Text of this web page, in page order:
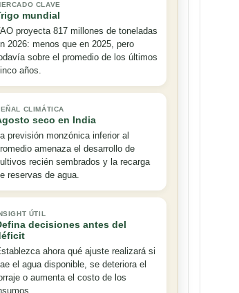
CLAVE
mundial
proyecta 817 millones de toneladas
2026: menos que en 2025, pero
sobre el promedio de los últimos
años.
CLIMÁTICA
seco en India
previsión monzónica inferior al
amenaza el desarrollo de
recién sembrados y la recarga
reservas de agua.
ÚTIL
decisiones antes del
ahora qué ajuste realizará si
el agua disponible, se deteriora el
o aumenta el costo de los